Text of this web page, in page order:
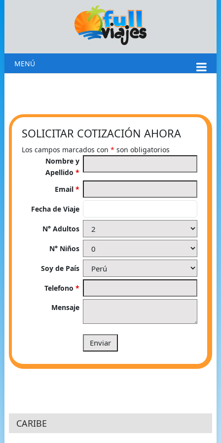
MENÚ
SOLICITAR COTIZACIÓN AHORA
Los campos marcados con * son obligatorios
Nombre y
Apellido*
Email*
Fecha de Viaje
N° Adultos
N° Niños
Soy de País
Telefono*
Mensaje
CARIBE